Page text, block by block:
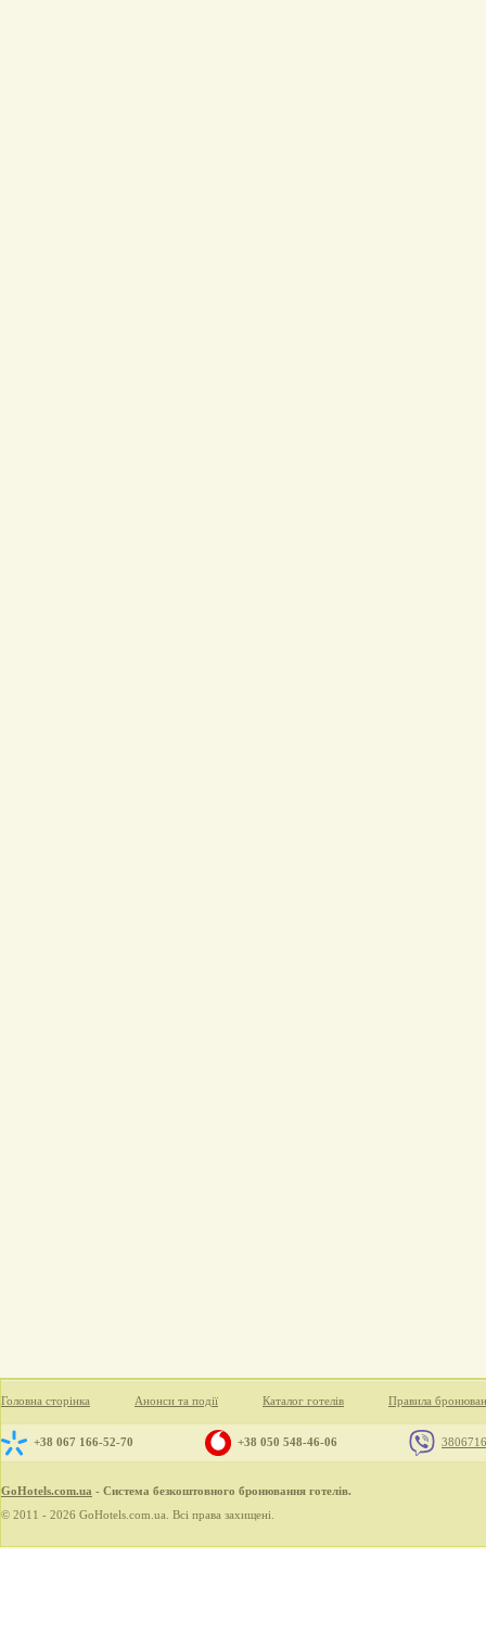
Головна сторінка Анонси та події Каталог готелів Правила
+38 067 166-52-70 +38 050 548-46-06
GoHotels.com.ua - Система безкоштовного бронювання готелів.
© 2011 - 2026 GoHotels.com.ua. Всі права захищені.